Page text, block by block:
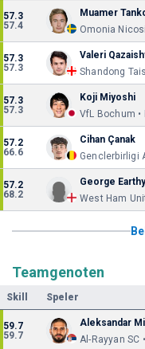
57.3
57.4
Muamer
Omonia
57.3
57.3
Valeri
Shandong
57.3
57.3
Koji Miyoshi
VfL Bochum •
57.2
66.6
Cihan Çanak
Genclerbirligi
57.2
68.2
George Earthy
West Ham
Teamgenoten
Skill Speler
59.7
59.7
Aleksandar
Al-Rayyan SC